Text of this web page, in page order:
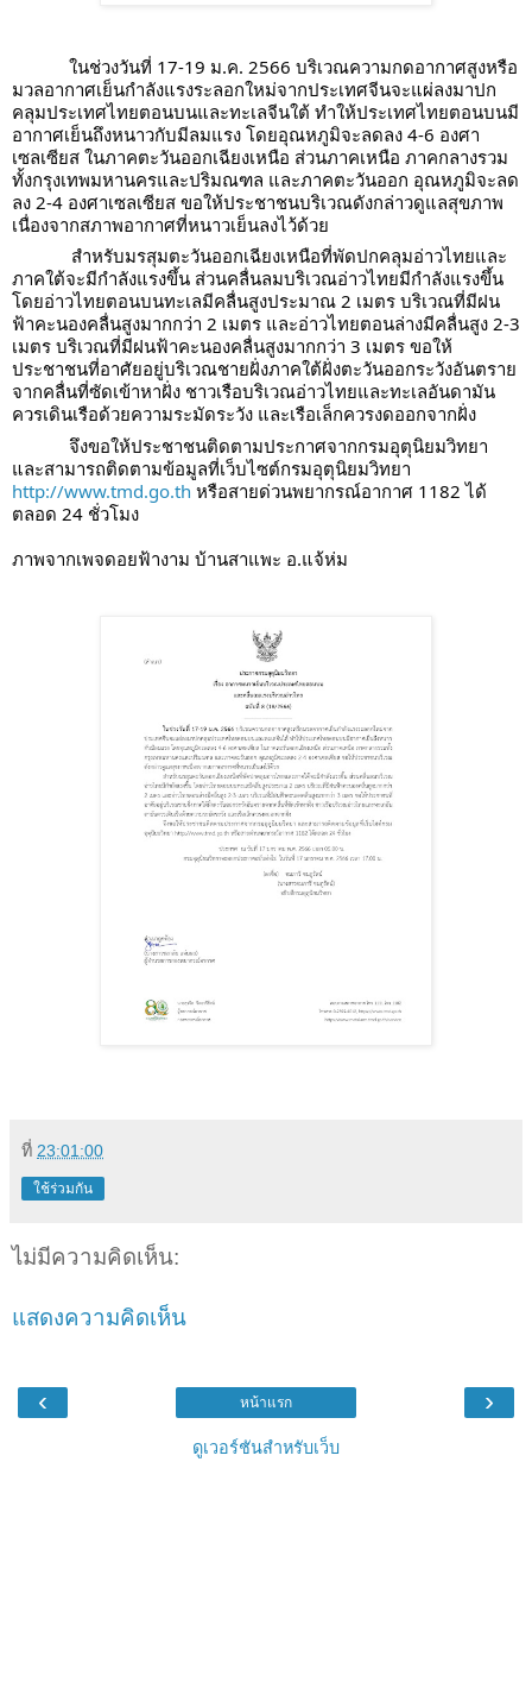
ในช่วงวันที่ 17-19 ม.ค. 2566 บริเวณความกดอากาศสูงหรือ
มวลอากาศเย็นกำลังแรงระลอกใหม่จากประเทศจีนจะแผ่ลงมาปก
คลุมประเทศไทยตอนบนและทะเลจีนใต้ ทำให้ประเทศไทยตอนบนมี
อากาศเย็นถึงหนาวกับมีลมแรง โดยอุณหภูมิจะลดลง 4-6 องศา
เซลเซียส ในภาคตะวันออกเฉียงเหนือ ส่วนภาคเหนือ ภาคกลางรวม
ทั้งกรุงเทพมหานครและปริมณฑล และภาคตะวันออก อุณหภูมิจะลด
ลง 2-4 องศาเซลเซียส ขอให้ประชาชนบริเวณดังกล่าวดูแลสุขภาพ
เนื่องจากสภาพอากาศที่หนาวเย็นลงไว้ด้วย
สำหรับมรสุมตะวันออกเฉียงเหนือที่พัดปกคลุมอ่าวไทยและ
ภาคใต้จะมีกำลังแรงขึ้น ส่วนคลื่นลมบริเวณอ่าวไทยมีกำลังแรงขึ้น
โดยอ่าวไทยตอนบนทะเลมีคลื่นสูงประมาณ 2 เมตร บริเวณที่มีฝน
ฟ้าคะนองคลื่นสูงมากกว่า 2 เมตร และอ่าวไทยตอนล่างมีคลื่นสูง 2-3
เมตร บริเวณที่มีฝนฟ้าคะนองคลื่นสูงมากกว่า 3 เมตร ขอให้
ประชาชนที่อาศัยอยู่บริเวณชายฝั่งภาคใต้ฝั่งตะวันออกระวังอันตราย
จากคลื่นที่ซัดเข้าหาฝั่ง ชาวเรือบริเวณอ่าวไทยและทะเลอันดามัน
ควรเดินเรือด้วยความระมัดระวัง และเรือเล็กควรงดออกจากฝั่ง
จึงขอให้ประชาชนติดตามประกาศจากกรมอุตุนิยมวิทยา
http://www.tmd.go.th หรือสายด่วนพยากรณ์อากาศ 1182 ได้
ตลอด 24 ชั่วโมง
ภาพจากเพจดอยฟ้างาม บ้านสาแพะ อ.แจ้ห่ม
ที่ 23:01:00
ใช้ร่วมกัน
ไม่มีความคิดเห็น:
แสดงความคิดเห็น
‹ ›
หน้าแรก
ดูเวอร์ชันสำหรับเว็บ